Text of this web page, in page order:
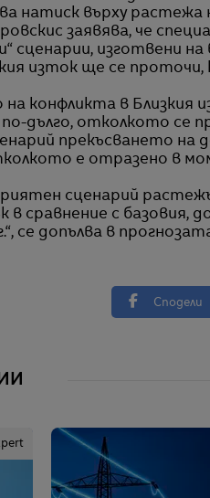
натиск върху растежа
заявява, че
сценарии, изготвени
изток ще се
конфликта в Близкия
дълго, отколкото се
прекъсването на
е отразено в
сценарий
в сравнение с базовия,
се допълва в
Сподели